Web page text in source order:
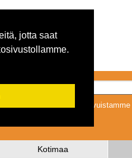
jotta saat
Tykkäämällä
Kotimaa